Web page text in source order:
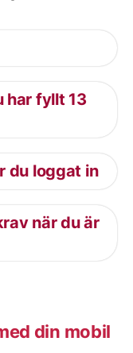
har fyllt 13
du loggat in
när du är
din mobil